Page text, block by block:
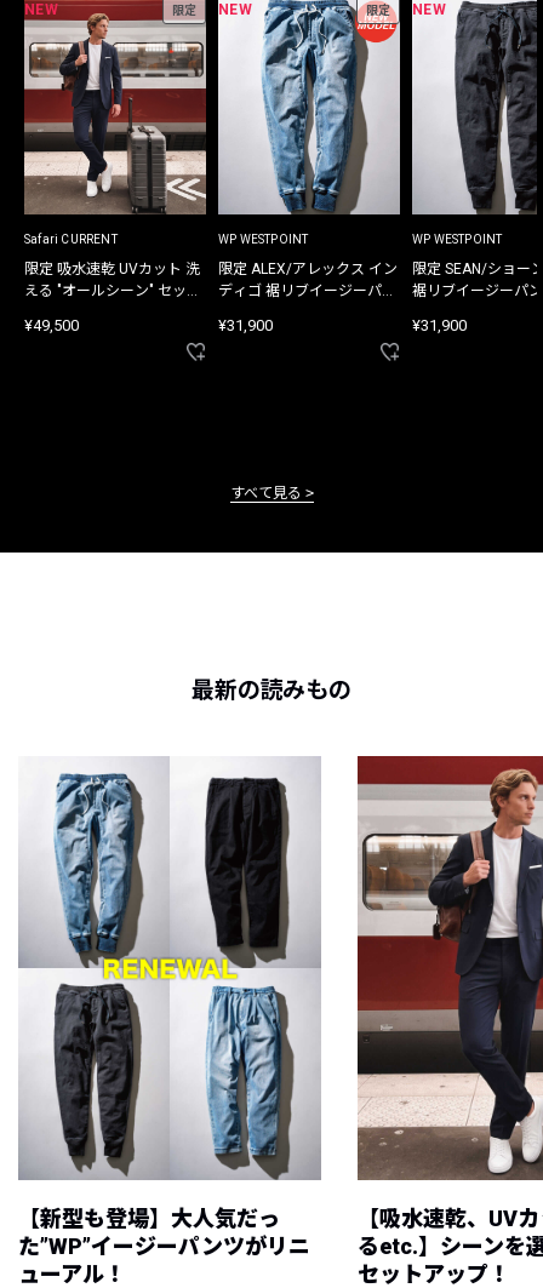
NEW 限定
Safari CURRENT
限定 吸水速乾 UVカット 洗
える "オールシーン" セット
¥49,500
NEW 限定
WP WESTPOINT
限定 ALEX/アレックス イン
ディゴ 裾リブイージーパン
¥31,900
NEW
WP WESTPOINT
限定 SEAN/ショー
裾リブイージーパ
¥31,900
すべて見る
最新の読みもの
【新型も登場】大人気だっ
た”WP”イージーパンツがリニ
ューアル！
【吸水速乾、UV
るetc.】シーンを
セットアップ！